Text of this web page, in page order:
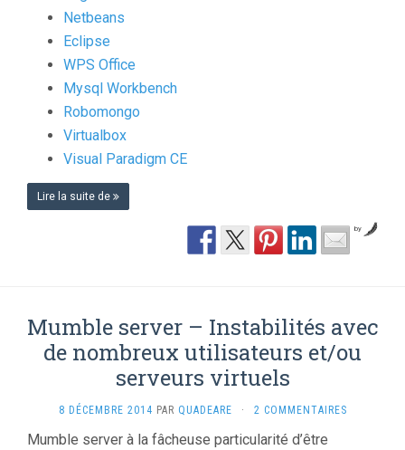
Netbeans
Eclipse
WPS Office
Mysql Workbench
Robomongo
Virtualbox
Visual Paradigm CE
Lire la suite de
by
Mumble server – Instabilités avec
de nombreux utilisateurs et/ou
serveurs virtuels
8 DÉCEMBRE 2014 PAR QUADEARE · 2 COMMENTAIRES
Mumble server à la fâcheuse particularité d’être